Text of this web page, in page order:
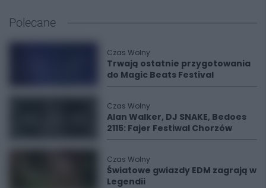
Polecane
Czas Wolny
Trwają ostatnie przygotowania
do Magic Beats Festival
Czas Wolny
Alan Walker, DJ SNAKE, Bedoes
2115: Fajer Festiwal Chorzów
Czas Wolny
Światowe gwiazdy EDM zagrają w
Legendii